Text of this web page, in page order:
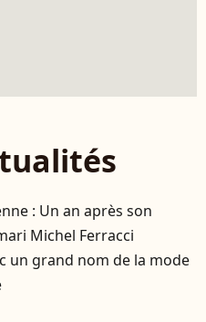
: Un an après son
Michel Ferracci
un grand nom de la mode